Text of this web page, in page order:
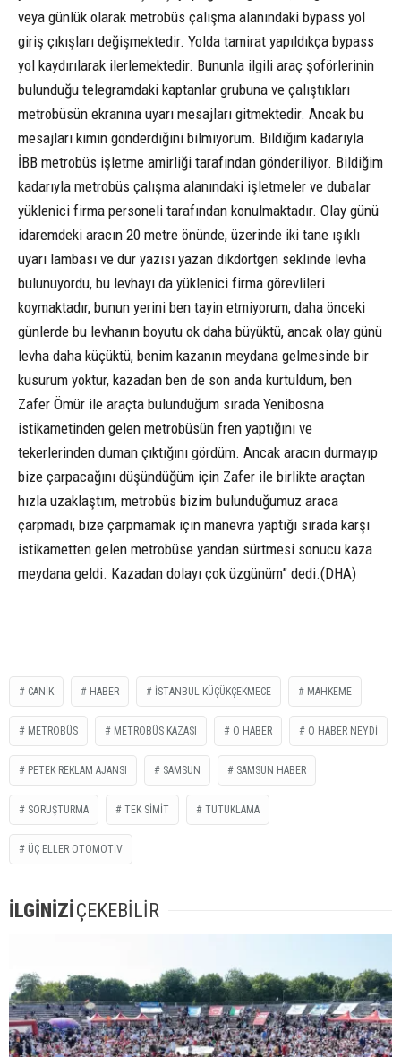
veya günlük olarak metrobüs çalışma alanındaki bypass yol
giriş çıkışları değişmektedir. Yolda tamirat yapıldıkça bypass
yol kaydırılarak ilerlemektedir. Bununla ilgili araç şoförlerinin
bulunduğu telegramdaki kaptanlar grubuna ve çalıştıkları
metrobüsün ekranına uyarı mesajları gitmektedir. Ancak bu
mesajları kimin gönderdiğini bilmiyorum. Bildiğim kadarıyla
İBB metrobüs işletme amirliği tarafından gönderiliyor. Bildiğim
kadarıyla metrobüs çalışma alanındaki işletmeler ve dubalar
yüklenici firma personeli tarafından konulmaktadır. Olay günü
idaremdeki aracın 20 metre önünde, üzerinde iki tane ışıklı
uyarı lambası ve dur yazısı yazan dikdörtgen seklinde levha
bulunuyordu, bu levhayı da yüklenici firma görevlileri
koymaktadır, bunun yerini ben tayin etmiyorum, daha önceki
günlerde bu levhanın boyutu ok daha büyüktü, ancak olay günü
levha daha küçüktü, benim kazanın meydana gelmesinde bir
kusurum yoktur, kazadan ben de son anda kurtuldum, ben
Zafer Ömür ile araçta bulunduğum sırada Yenibosna
istikametinden gelen metrobüsün fren yaptığını ve
tekerlerinden duman çıktığını gördüm. Ancak aracın durmayıp
bize çarpacağını düşündüğüm için Zafer ile birlikte araçtan
hızla uzaklaştım, metrobüs bizim bulunduğumuz araca
çarpmadı, bize çarpmamak için manevra yaptığı sırada karşı
istikametten gelen metrobüse yandan sürtmesi sonucu kaza
meydana geldi. Kazadan dolayı çok üzgünüm” dedi.(DHA)
CANİK HABER İSTANBUL KÜÇÜKÇEKMECE MAHKEME
METROBÜS METROBÜS KAZASI O HABER O HABER NEYDİ
PETEK REKLAM AJANSI SAMSUN SAMSUN HABER
SORUŞTURMA TEK SİMİT TUTUKLAMA
ÜÇ ELLER OTOMOTİV
İLGİNİZİÇEKEBİLİR